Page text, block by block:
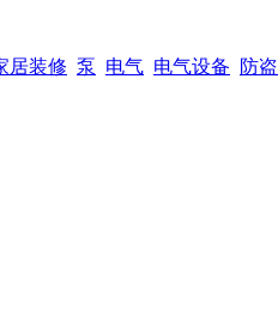
居装修 泵 电气 电气设备 防盗